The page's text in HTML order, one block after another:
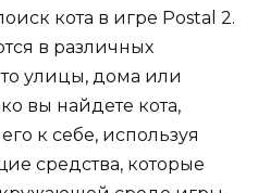
кота в игре Postal 2.
в различных
улицы, дома или
вы найдете кота,
к себе, используя
средства, которые